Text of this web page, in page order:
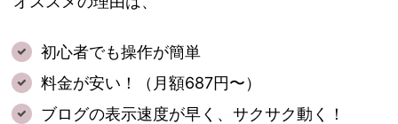
初心者でも操作が簡単
料金が安い！（月額687円〜）
ブログの表示速度が早く、サクサク動く！